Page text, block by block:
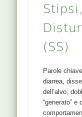
(SS)
Parole
diarrea,
dell’alvo,
“generato” e